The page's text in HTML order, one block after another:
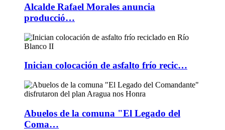
Alcalde Rafael Morales anuncia
producció…
Inician colocación de asfalto frío recic…
Abuelos de la comuna "El Legado del
Coma…